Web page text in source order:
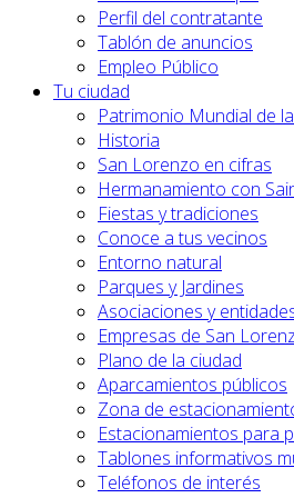
Perfil del contratante
Tablón de anuncios
Empleo Público
Tu ciudad
Patrimonio Mundial de
Historia
San Lorenzo en cifras
Hermanamiento con
Fiestas y tradiciones
Conoce a tus vecinos
Entorno natural
Parques y Jardines
Asociaciones y
Empresas de San
Plano de la ciudad
Aparcamientos públicos
Zona de
Estacionamientos para
Tablones informativos
Teléfonos de interés